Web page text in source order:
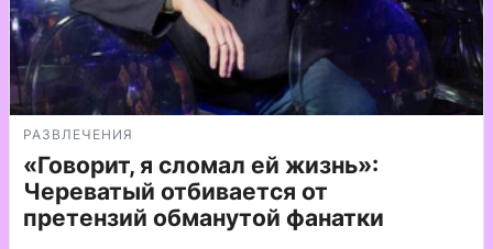
РАЗВЛЕЧЕНИЯ
«Говорит, я сломал ей жизнь»:
Череватый отбивается от
претензий обманутой фанатки